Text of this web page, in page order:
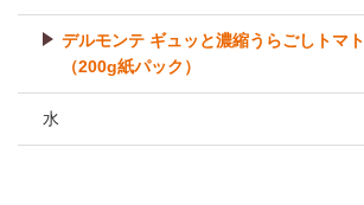
デルモンテ ギュッと濃縮うらごしトマト
（200g紙パック）
水